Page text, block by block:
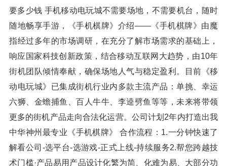
要多少钱 手机移动电玩城不需要场地，不需要机台，随时
随地畅享手游，《手机棋牌》介绍——《手机棋牌》由魔
指经过多年的市场调研，在充分了解市场需求的基础上，
响应国家科技创新政策，结合移动互联网大趋势，由10年
街机团队倾情奉献，确保场地人气与稳定盈利。目前《移
动电玩城》已集成街机行业内多款主流产品：单挑、幸运
六狮、金蟾捕鱼、百人牛牛、李逵劈鱼等等，未来将带领
更多的街机产品走向合法化运营。公司计划2年内打造出我
中华神州最专业《手机棋牌》 合作流程：1.一分钟快速了
解看公司-选平台-选游戏-正式上线-持续服务2.帮您跨越技
术门槛·产品易用产品设计化繁为简、化难为易、大部分功